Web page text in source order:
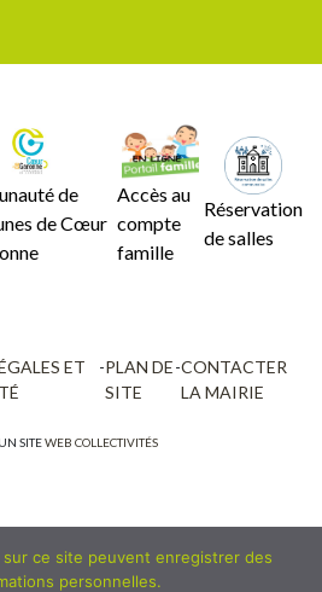
de
de Cœur
Accès au
compte
famille
Réservation
de salles
ET
-PLAN DE
SITE
-CONTACTER
LA MAIRIE
SITEWEB COLLECTIVITÉS
sur ce site peuvent enregistrer des
personnelles.